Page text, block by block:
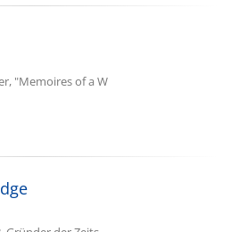
"Memoires of a W